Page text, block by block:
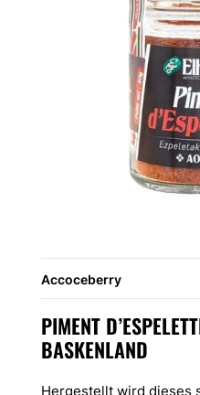
Accoceberry
PIMENT
BASKENLAND
Hergestellt wird dieses